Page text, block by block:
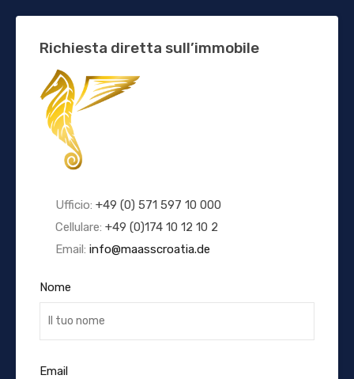
Richiesta diretta sull’immobile
Ufficio: +49 (0) 571 597 10 000
Cellulare: +49 (0)174 10 12 10 2
Email: info@maasscroatia.de
Nome
Email